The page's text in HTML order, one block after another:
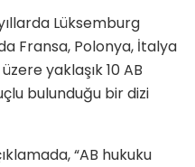
Lüksemburg
Fransa, Polonya, İtalya
yaklaşık 10 AB
bulunduğu bir dizi
“AB hukuku